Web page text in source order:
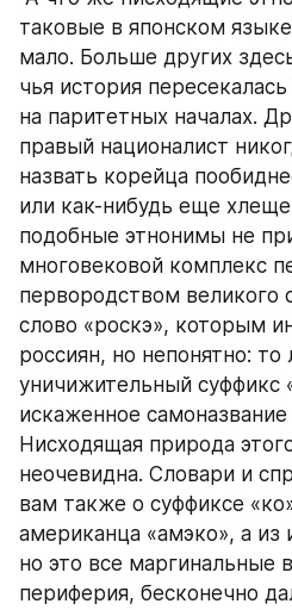
таковые в японском
мало. Больше других
чья история
на паритетных началах.
правый националист
назвать корейца
или как-нибудь еще
подобные этнонимы не
многовековой комплекс
первородством великого
слово «роскэ», которым
россиян, но непонятно: то
уничижительный суффикс
искаженное самоназвание
Нисходящая природа
неочевидна. Словари и
вам также о суффиксе
американца «амэко», а из
но это все маргинальные
периферия, бесконечно